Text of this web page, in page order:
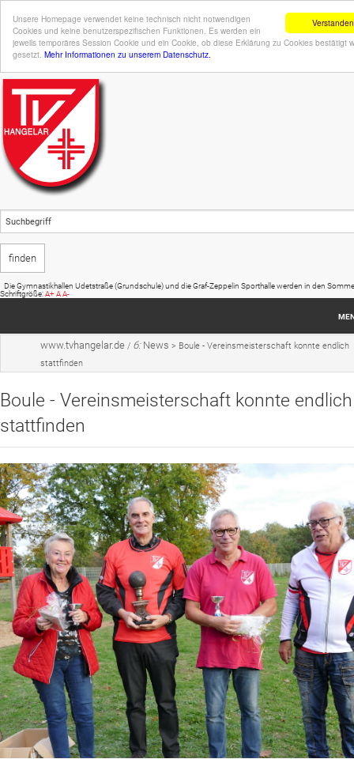
Verstanden
Unsere Homepage verwendet keine technisch nicht notwendigen
Cookies und keine benutzerspezifischen Funktionen. Es werden ein
jeweils temporäres Session Cookie und ein Cookie, ob diese Erklärung zu Cookies bestätigt
gesetzt. Mehr Informationen zu unserem Datenschutz.
Udetstraße (Grundschule) und die Graf-Zeppelin Sporthalle werden in den
Schriftgröße:A+AA-
Startseite
Verein
Website
News
www.tvhangelar.de / 6: News > Boule - Vereinsmeisterschaft konnte endlich
stattfinden
Boule - Vereinsmeisterschaft konnte endlich
stattfinden